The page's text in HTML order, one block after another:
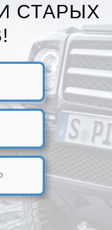
СТАРЫХ